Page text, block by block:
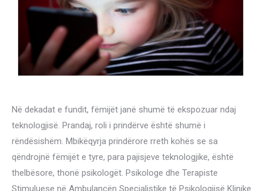
Në dekadat e fundit, fëmijët janë shumë të ekspozuar ndaj
teknologjisë. Prandaj, roli i prindërve është shumë i
rëndësishëm. Mbikëqyrja prindërore rreth kohës se sa
qëndrojnë fëmijët e tyre, para pajisjeve teknologjike, është
thelbësore, thonë psikologët. Psikologe dhe Terapiste
Stimuluese në Ambulancën Specialistike të Psikologjisë Klinike